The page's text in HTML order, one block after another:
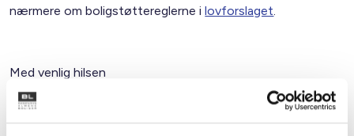
nærmere om boligstøttereglerne ilovforslaget.
Med venlig hilsen
Bent Madsen / Birgitte Fæster